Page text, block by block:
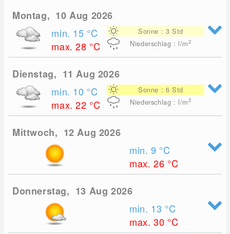
Montag, 10 Aug 2026
min. 15 °C
max. 28 °C
Sonne : 3 Std
Niederschlag : l/m2
Dienstag, 11 Aug 2026
min. 10 °C
max. 22 °C
Sonne : 6 Std
Niederschlag : l/m2
Mittwoch, 12 Aug 2026
min. 9 °C
max. 26 °C
Donnerstag, 13 Aug 2026
min. 13 °C
max. 30 °C